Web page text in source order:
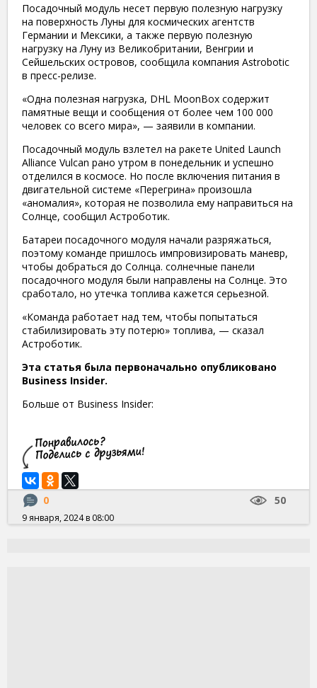
Посадочный модуль несет первую полезную нагрузку
на поверхность Луны для космических агентств
Германии и Мексики, а также первую полезную
нагрузку на Луну из Великобритании, Венгрии и
Сейшельских островов, сообщила компания Astrobotic
в пресс-релизе.
«Одна полезная нагрузка, DHL MoonBox содержит
памятные вещи и сообщения от более чем 100 000
человек со всего мира», — заявили в компании.
Посадочный модуль взлетел на ракете United Launch
Alliance Vulcan рано утром в понедельник и успешно
отделился в космосе. Но после включения питания в
двигательной системе «Перегрина» произошла
«аномалия», которая не позволила ему направиться на
Солнце, сообщил Астроботик.
Батареи посадочного модуля начали разряжаться,
поэтому команде пришлось импровизировать маневр,
чтобы добраться до Солнца. солнечные панели
посадочного модуля были направлены на Солнце. Это
сработало, но утечка топлива кажется серьезной.
«Команда работает над тем, чтобы попытаться
стабилизировать эту потерю» топлива, — сказал
Астроботик.
Эта статья была первоначально опубликовано
Business Insider.
Больше от Business Insider:
0 50
9 января, 2024 в 08:00